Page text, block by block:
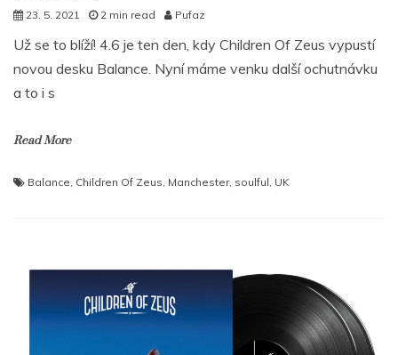
23. 5. 2021 2 min read Pufaz
Už se to blíží! 4.6 je ten den, kdy Children Of Zeus vypustí
novou desku Balance. Nyní máme venku další ochutnávku
a to i s
Read More
Balance Children Of Zeus Manchester, soulful UK